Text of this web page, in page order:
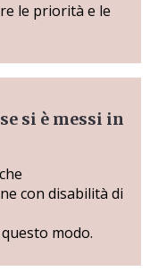
le priorità e le
si è messi in
con disabilità di
modo.